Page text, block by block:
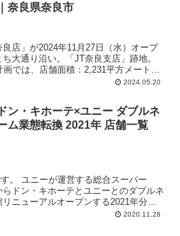
｜奈良県奈良市
良店」が2024年11月27日（水）オープ
大通り沿い。「JT奈良支店」跡地。
では、店舗面積：2,231平方メート
64台、営業時間：午前9時-午後9時45
2024.05.20
ドン・キホーテ×ユニー ダブルネ
ム業態転換 2021年 店舗一覧
ーパー
らドン・キホーテとユニーとのダブルネ
ニューアルオープンする2021年分の
2020.11.28